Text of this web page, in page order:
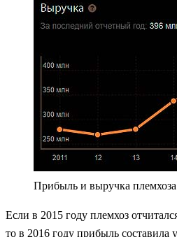
Прибыль и выручка
Если в 2015 году племхоз
то в 2016 году прибыль составила